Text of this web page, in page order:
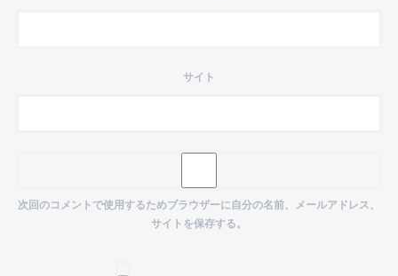
サイト
次回のコメントで使用するためブラウザーに自分の名前、メールアドレス、
サイトを保存する。